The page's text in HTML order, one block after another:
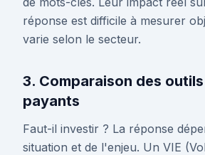
réponse est difficile à mesurer
varie selon le secteur.
3. Comparaison des
payants
Faut-il investir ? La réponse
situation et de l'enjeu. Un VIE